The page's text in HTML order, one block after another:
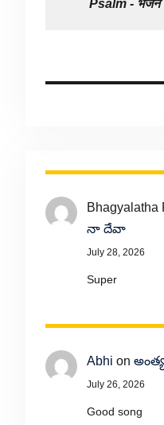
Psalm - भजन
Bhagyalatha
నా దేవా
July 28, 2026
Super
Abhi on
July 26, 2026
Good song